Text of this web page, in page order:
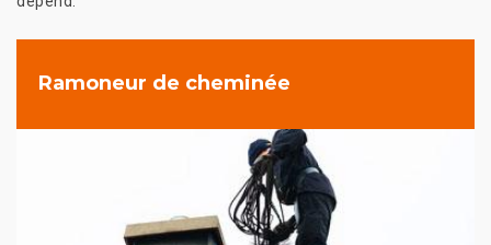
Ramoneur de cheminée